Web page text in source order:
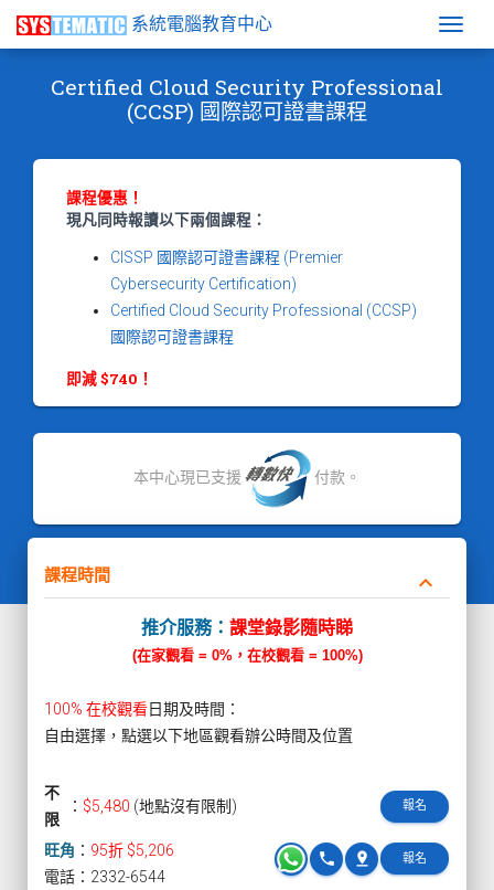
系統電腦教育中心
Certified Cloud Security Professional
(CCSP) 國際認可證書課程
課程優惠！
現凡同時報讀以下兩個課程：
CISSP 國際認可證書課程 (Premier
Cybersecurity Certification)
Certified Cloud Security Professional (CCSP)
國際認可證書課程
即減 $740！
本中心現已支援 付款。
課程時間 keyboard_arrow_down
推介服務： 課堂錄影隨時睇
(在家觀看 = 0%，在校觀看 = 100%)
100% 在校觀看日期及時間：
自由選擇，點選以下地區觀看辦公時間及位置
不
限
： $5,480 (地點沒有限制) 報名
旺角 ： 95折 $5,206 報名
pin_drop
phone
電話：2332-6544